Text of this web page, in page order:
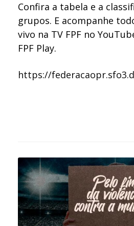
Confira a tabela e a
grupos. E acompanhe
vivo na TV FPF no
FPF Play.
https://